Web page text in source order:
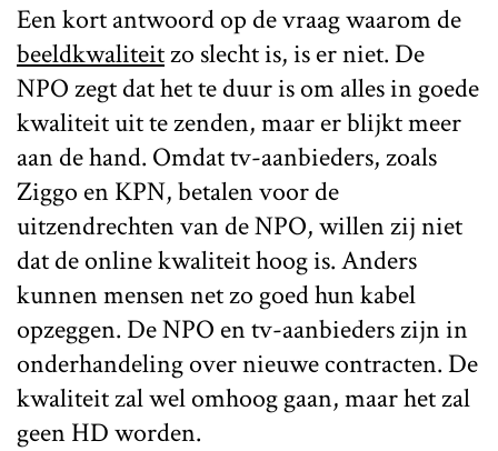
Een kort antwoord op de vraag waarom de
beeldkwaliteitzo slecht is, is er niet. De
NPO zegt dat het te duur is om alles in goede
kwaliteit uit te zenden, maar er blijkt meer
aan de hand. Omdat tv-aanbieders, zoals
Ziggo en KPN, betalen voor de
uitzendrechten van de NPO, willen zij niet
dat de online kwaliteit hoog is. Anders
kunnen mensen net zo goed hun kabel
opzeggen. De NPO en tv-aanbieders zijn in
onderhandeling over nieuwe contracten. De
kwaliteit zal wel omhoog gaan, maar het zal
geen HD worden.